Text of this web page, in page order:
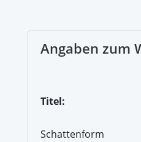
Angaben zum
Titel:
Schattenform